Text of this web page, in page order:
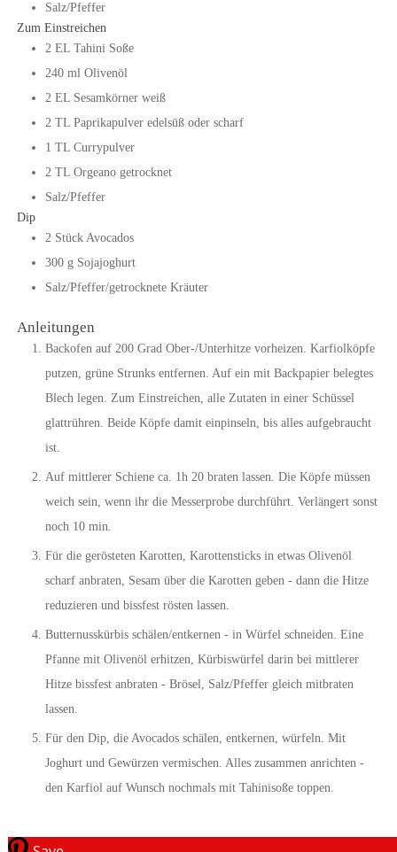
Salz/Pfeffer
Zum Einstreichen
2 EL Tahini Soße
240 ml Olivenöl
2 EL Sesamkörner weiß
2 TL Paprikapulver edelsüß oder scharf
1 TL Currypulver
2 TL Orgeano getrocknet
Salz/Pfeffer
Dip
2 Stück Avocados
300 g Sojajoghurt
Salz/Pfeffer/getrocknete Kräuter
Anleitungen
Backofen auf 200 Grad Ober-/Unterhitze vorheizen. Karfiolköpfe
putzen, grüne Strunks entfernen. Auf ein mit Backpapier belegtes
Blech legen. Zum Einstreichen, alle Zutaten in einer Schüssel
glattrühren. Beide Köpfe damit einpinseln, bis alles aufgebraucht
ist.
Auf mittlerer Schiene ca. 1h 20 braten lassen. Die Köpfe müssen
weich sein, wenn ihr die Messerprobe durchführt. Verlängert sonst
noch 10 min.
Für die gerösteten Karotten, Karottensticks in etwas Olivenöl
scharf anbraten, Sesam über die Karotten geben - dann die Hitze
reduzieren und bissfest rösten lassen.
Butternusskürbis schälen/entkernen - in Würfel schneiden. Eine
Pfanne mit Olivenöl erhitzen, Kürbiswürfel darin bei mittlerer
Hitze bissfest anbraten - Brösel, Salz/Pfeffer gleich mitbraten
lassen.
Für den Dip, die Avocados schälen, entkernen, würfeln. Mit
Joghurt und Gewürzen vermischen. Alles zusammen anrichten -
den Karfiol auf Wunsch nochmals mit Tahinisoße toppen.